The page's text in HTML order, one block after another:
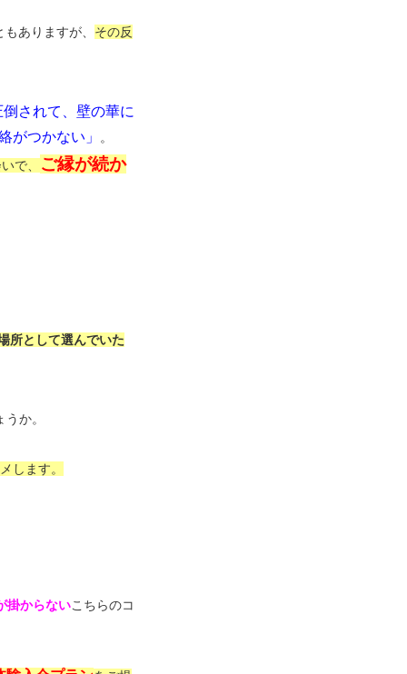
ありますが、 その反
されて、壁の華に
がつかない」 。
で、
ご縁が続か
所として選んでいた
か。
します。
掛からないこちらのコ